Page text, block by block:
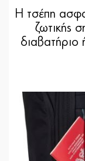
Η τσέπη
ζωτικής
διαβατήριο